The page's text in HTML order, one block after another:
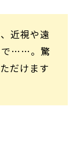
近視や遠
で……。驚
だけます